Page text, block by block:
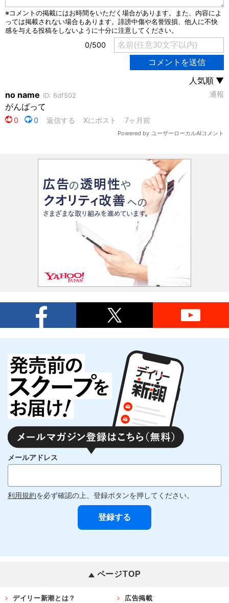
メールアドレス
利用規約を必ず確認の上、登録ボタンを押してください。
ページTOP
デイリー新潮とは？ 広告掲載